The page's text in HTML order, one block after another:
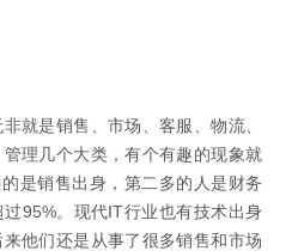
就是销售、市场、客服、物流、
理几个大类，有个有趣的现象就
是销售出身，第二多的人是财务
95%。现代IT行业也有技术出身
他们还是从事了很多销售和市场